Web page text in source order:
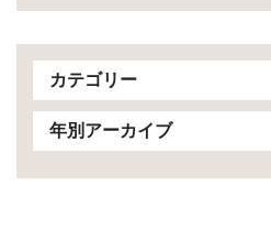
カテゴリー
年別アーカイブ